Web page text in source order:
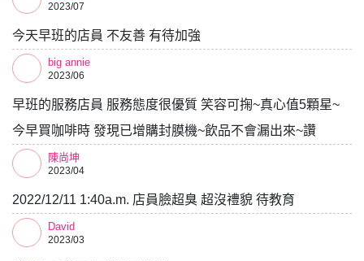
2023/07
今天早班的店員 不友善 有待加強
big annie
2023/06
早班的服務店員 服務態度很優質 笑容可掬~真心值5顆星~
今早買咖啡時 發現已增購封膜機~飲品不會漏出來~讚
陳尚坤
2023/04
2022/12/11 1:40a.m. 店員臉超臭 超沒禮貌 待教育
David
2023/03